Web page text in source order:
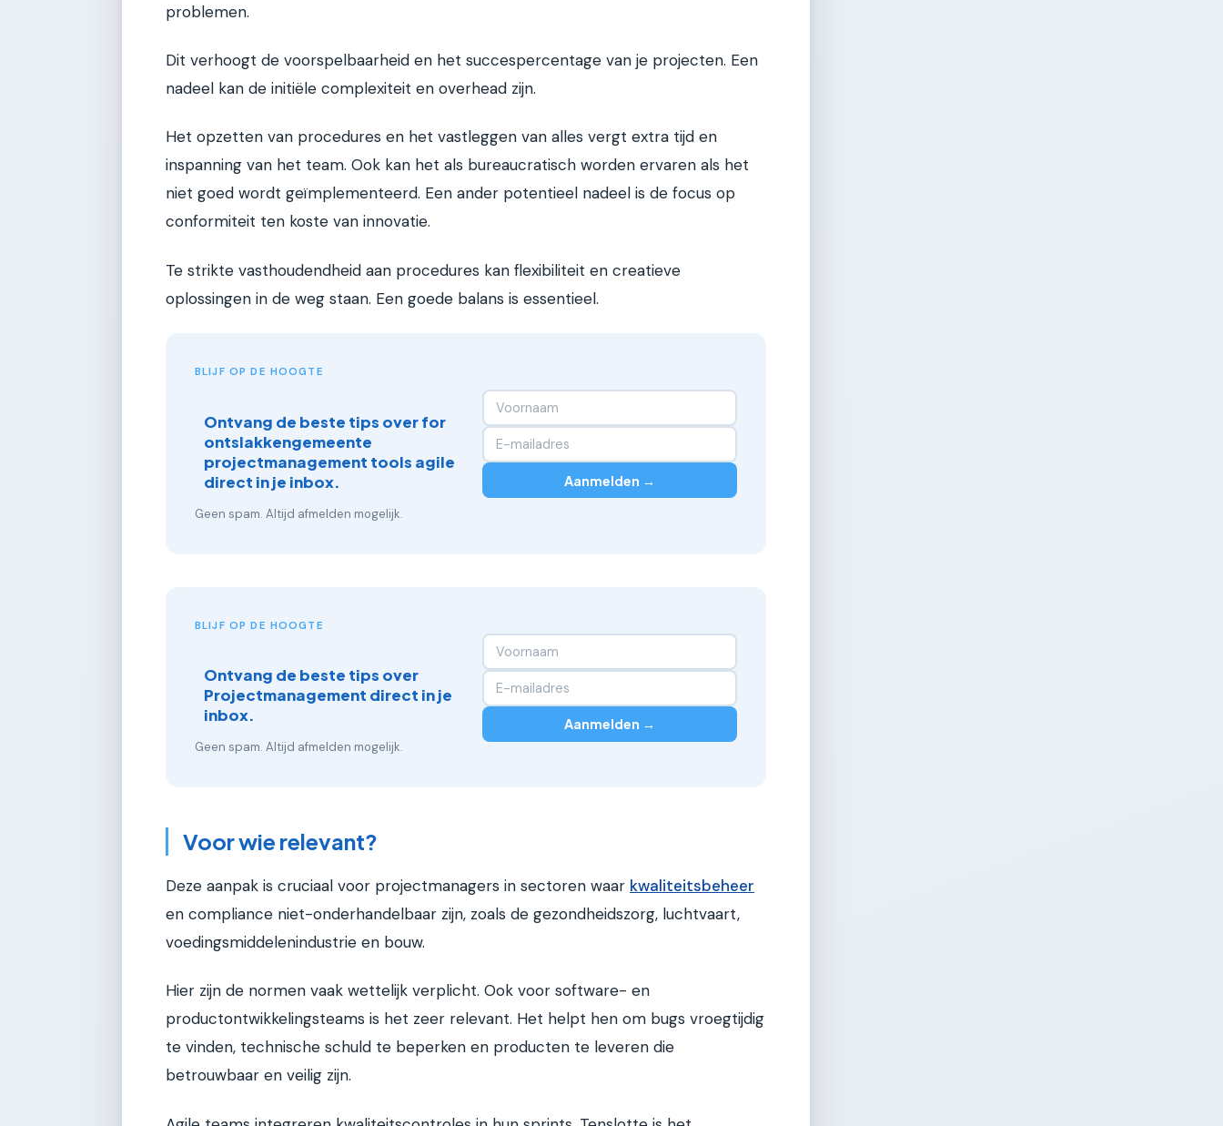
problemen.
Dit verhoogt de voorspelbaarheid en het succespercentage van je projecten. Een
nadeel kan de initiële complexiteit en overhead zijn.
Het opzetten van procedures en het vastleggen van alles vergt extra tijd en
inspanning van het team. Ook kan het als bureaucratisch worden ervaren als het
niet goed wordt geïmplementeerd. Een ander potentieel nadeel is de focus op
conformiteit ten koste van innovatie.
Te strikte vasthoudendheid aan procedures kan flexibiliteit en creatieve
oplossingen in de weg staan. Een goede balans is essentieel.
BLIJF OP DE HOOGTE
Ontvang de beste tips over for
ontslakkengemeente
projectmanagement tools agile
direct in je inbox.
Geen spam. Altijd afmelden mogelijk.
Aanmelden →
BLIJF OP DE HOOGTE
Ontvang de beste tips over
Projectmanagement direct in je
inbox.
Geen spam. Altijd afmelden mogelijk.
Aanmelden →
Voor wie relevant?
Deze aanpak is cruciaal voor projectmanagers in sectoren waar kwaliteitsbeheer
en compliance niet-onderhandelbaar zijn, zoals de gezondheidszorg, luchtvaart,
voedingsmiddelenindustrie en bouw.
Hier zijn de normen vaak wettelijk verplicht. Ook voor software- en
productontwikkelingsteams is het zeer relevant. Het helpt hen om bugs vroegtijdig
te vinden, technische schuld te beperken en producten te leveren die
betrouwbaar en veilig zijn.